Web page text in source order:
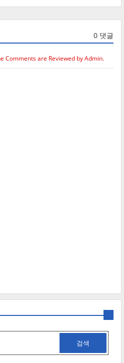
0 댓글
Comments are Reviewed by Admin.